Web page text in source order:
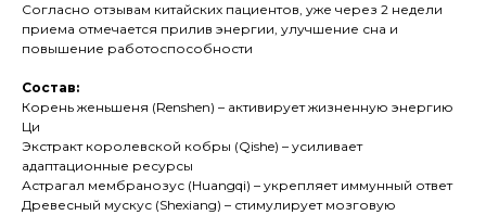
Согласно отзывам китайских пациентов, уже через 2 недели
приема отмечается прилив энергии, улучшение сна и
повышение работоспособности
Состав:
Корень женьшеня (Renshen) – активирует жизненную энергию
Ци
Экстракт королевской кобры (Qishe) – усиливает
адаптационные ресурсы
Астрагал мембранозус (Huangqi) – укрепляет иммунный ответ
Древесный мускус (Shexiang) – стимулирует мозговую